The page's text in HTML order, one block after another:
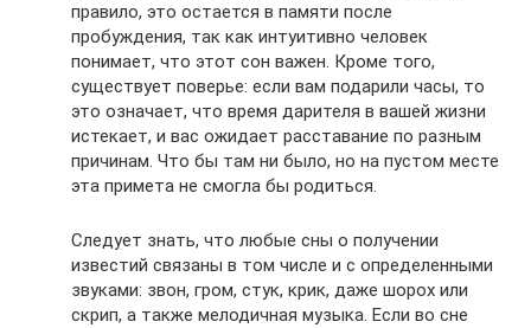
правило, это остается в памяти после
пробуждения, так как интуитивно человек
понимает, что этот сон важен. Кроме того,
существует поверье: если вам подарили часы, то
это означает, что время дарителя в вашей жизни
истекает, и вас ожидает расставание по разным
причинам. Что бы там ни было, но на пустом месте
эта примета не смогла бы родиться.
Следует знать, что любые сны о получении
известий связаны в том числе и с определенными
звуками: звон, гром, стук, крик, даже шорох или
скрип, а также мелодичная музыка. Если во сне